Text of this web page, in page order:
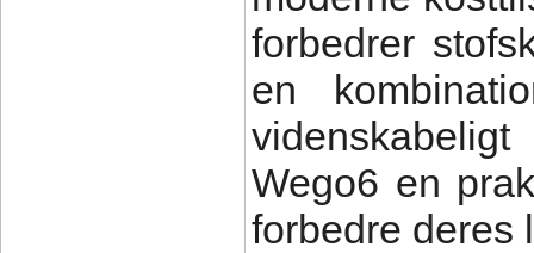
forbedrer
en
Wego6 en
forbedre deres